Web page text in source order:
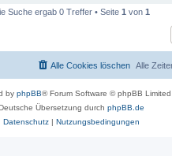
Suche ergab 0 Treffer • Seite 1 von 1
Alle
Alle Cookies löschen
by phpBB® Forum Software © phpBB Limited
Übersetzung durch phpBB.de
Datenschutz| Nutzungsbedingungen